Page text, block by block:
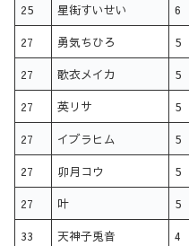
25 星街すいせい 6
27 勇気ちひろ 5
27 歌衣メイカ 5
27 英リサ 5
27 イブラヒム 5
27 卯月コウ 5
27 叶 5
33 天神子兎音 4